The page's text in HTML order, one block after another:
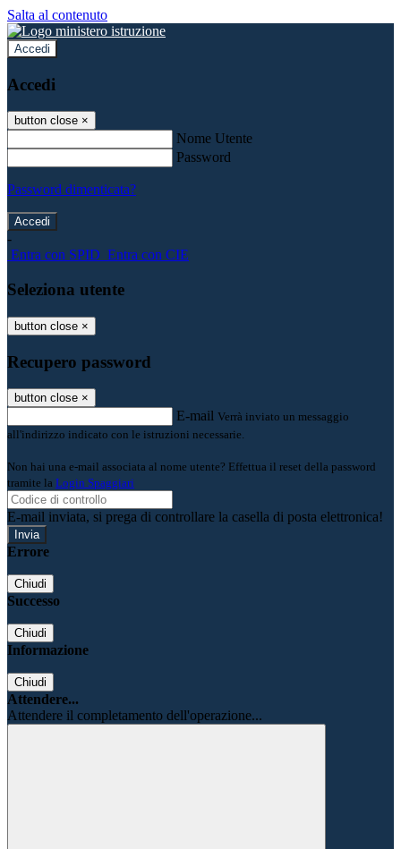
Salta al contenuto
Accedi
Accedi
button close ×
Nome Utente
Password
Password dimenticata?
-
Entra con SPID Entra con CIE
Seleziona utente
button close ×
Recupero password
button close ×
E-mail Verrà inviato un messaggio
all'indirizzo indicato con le istruzioni necessarie.
Non hai una e-mail associata al nome utente? Effettua il reset della password
tramite la Login Spaggiari
E-mail inviata, si prega di controllare la casella di posta elettronica!
Errore
Chiudi
Successo
Chiudi
Informazione
Chiudi
Attendere...
Attendere il completamento dell'operazione...